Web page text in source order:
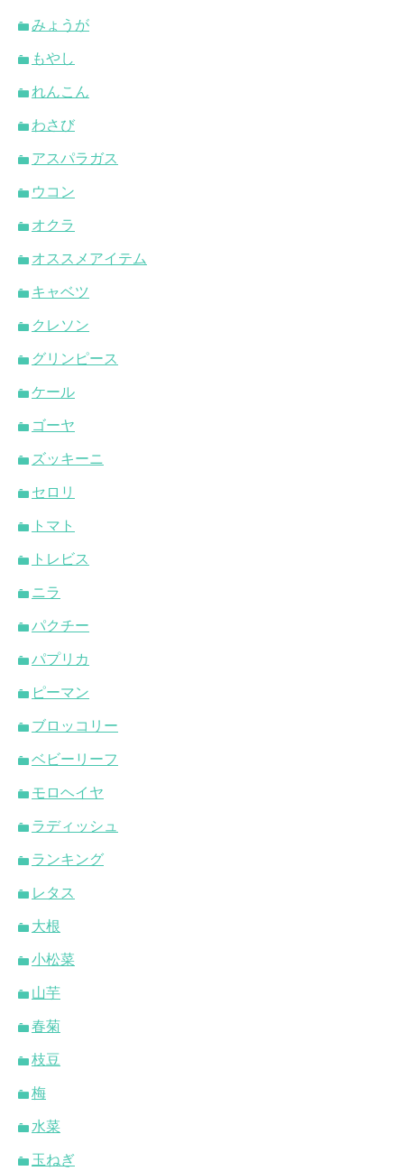
みょうが
もやし
れんこん
わさび
アスパラガス
ウコン
オクラ
オススメアイテム
キャベツ
クレソン
グリンピース
ケール
ゴーヤ
ズッキーニ
セロリ
トマト
トレビス
ニラ
パクチー
パプリカ
ピーマン
ブロッコリー
ベビーリーフ
モロヘイヤ
ラディッシュ
ランキング
レタス
大根
小松菜
山芋
春菊
枝豆
梅
水菜
玉ねぎ